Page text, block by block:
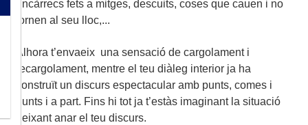
encàrrecs fets a mitges, descuits, coses que cauen i no
tornen al seu lloc,...
Alhora t’envaeix una sensació de cargolament i
recargolament, mentre el teu diàleg interior ja ha
construït un discurs espectacular amb punts, comes i
punts i a part. Fins hi tot ja t’estàs imaginant la situació
deixant anar el teu discurs.